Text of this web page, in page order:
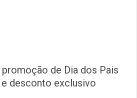
de Dia dos Pais
desconto exclusivo